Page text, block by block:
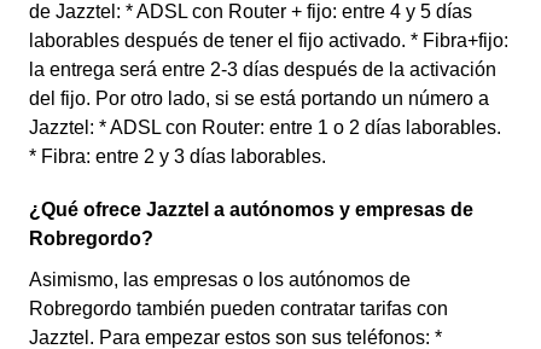
de Jazztel: * ADSL con Router + fijo: entre 4 y 5 días
laborables después de tener el fijo activado. * Fibra+fijo:
la entrega será entre 2-3 días después de la activación
del fijo. Por otro lado, si se está portando un número a
Jazztel: * ADSL con Router: entre 1 o 2 días laborables.
* Fibra: entre 2 y 3 días laborables.
¿Qué ofrece Jazztel a autónomos y empresas de
Robregordo?
Asimismo, las empresas o los autónomos de
Robregordo también pueden contratar tarifas con
Jazztel. Para empezar estos son sus teléfonos: *